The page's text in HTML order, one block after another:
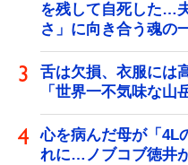
を残して自死した…
さ」に向き合う魂の
舌は欠損、衣服には
「世界一不気味な山
心を病んだ母が「4L
れに…ノブコブ徳井